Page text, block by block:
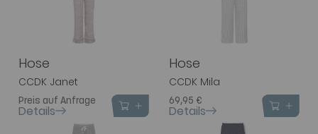
Hose
CCDK Janet
Preis auf Anfrage
Details
Hose
CCDK Mila
69,95 €
Details